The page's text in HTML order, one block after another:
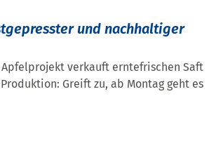
und nachhaltiger
Apfelprojekt verkauft erntefrischen Saft
Greift zu, ab Montag geht es